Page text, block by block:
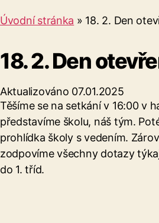
Úvodní stránka » 18. 2. Den
18. 2. Den
Aktualizováno 07.01.2025
Těšíme se na setkání v 16:00 v
představíme školu, náš tým.
prohlídka školy s vedením.
zodpovíme všechny dotazy
do 1. tříd.